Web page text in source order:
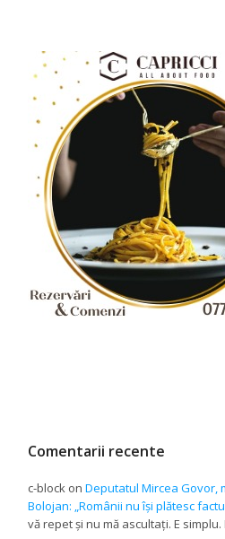
Comentarii recente
c-block onDeputatul Mircea Govor,
Bolojan: „Românii nu își plătesc
vă repet și nu mă ascultați. E